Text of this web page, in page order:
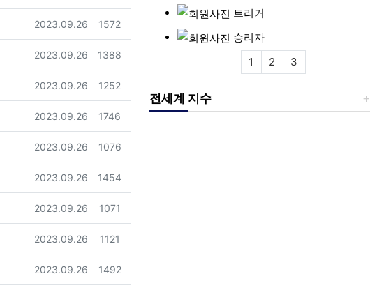
등록일
2023.09.26 조회
1572
등록일
2023.09.26 조회
1388
등록일
2023.09.26 조회
1252
등록일
2023.09.26 조회
1746
등록일
2023.09.26 조회
1076
등록일
2023.09.26 조회
1454
등록일
2023.09.26 조회
1071
등록일
2023.09.26 조회
1121
등록일
2023.09.26 조회
1492
트리거
승리자
1
2 3
전세계 지수